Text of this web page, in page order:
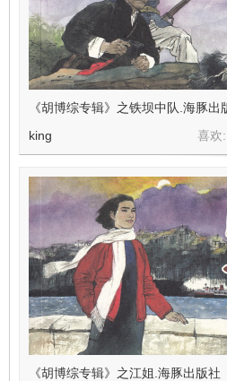
《胡博综专辑》之铁坝中队.海豚出
喜
king
《胡博综专辑》之江姐.海豚出版社